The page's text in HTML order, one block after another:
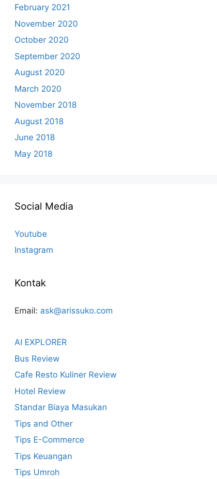
February 2021
November 2020
October 2020
September 2020
August 2020
March 2020
November 2018
August 2018
June 2018
May 2018
Social Media
Youtube
Instagram
Kontak
Email: ask@arissuko.com
AI EXPLORER
Bus Review
Cafe Resto Kuliner Review
Hotel Review
Standar Biaya Masukan
Tips and Other
Tips E-Commerce
Tips Keuangan
Tips Umroh